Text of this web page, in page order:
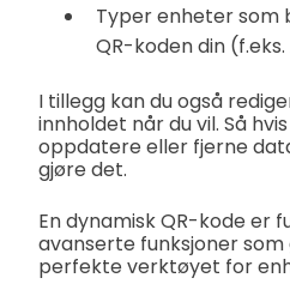
Typer enheter som
QR-koden din
I tillegg kan du også
innholdet når du vil. Så
oppdatere eller fjerne
gjøre det.
En dynamisk QR-kode er
avanserte funksjoner
perfekte verktøyet for